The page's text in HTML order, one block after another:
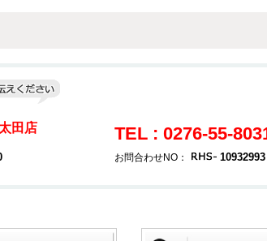
田店 TEL : 0276-55-
お問合わせNO： 10932993